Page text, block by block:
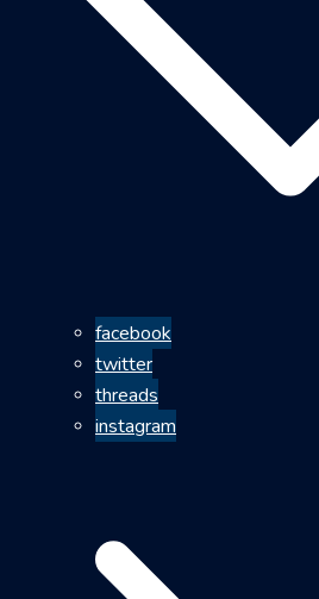
facebook
twitter
threads
instagram